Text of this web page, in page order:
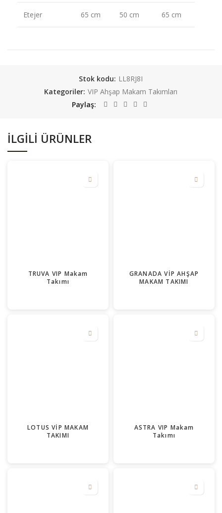
Etejer 65 cm 50 cm 65 cm
Stok kodu: LL8RJ8I
Kategoriler: VIP Ahşap Makam Takımları
Paylaş
İLGILI ÜRÜNLER
TRUVA VIP Makam
Takımı
GRANADA VİP AHŞAP
MAKAM TAKIMI
LOTUS VİP MAKAM
TAKIMI
ASTRA VIP Makam
Takımı